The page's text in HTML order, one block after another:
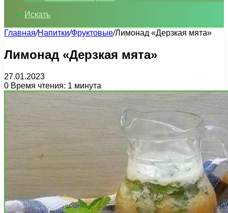
Искать
Главная/Напитки/Фруктовые/Лимонад «Дерзкая мята»
Лимонад «Дерзкая мята»
27.01.2023
0 Время чтения: 1 минута